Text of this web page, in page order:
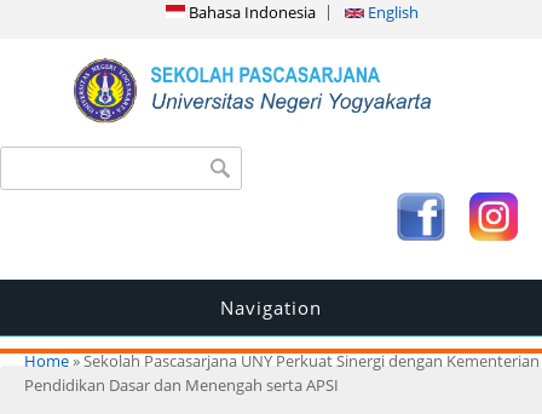
Bahasa Indonesia English
Search form
Navigation
You are here
Home» Sekolah Pascasarjana UNY Perkuat Sinergi dengan Kementerian
Pendidikan Dasar dan Menengah serta APSI